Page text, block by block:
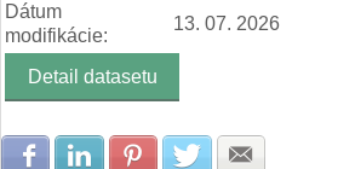
Dátum
modifikácie:
13. 07. 2026
Detail datasetu
Zdielať na Facebook
Zdielať na LinkedIn
Zdielať na Pinterest
Zdielať na